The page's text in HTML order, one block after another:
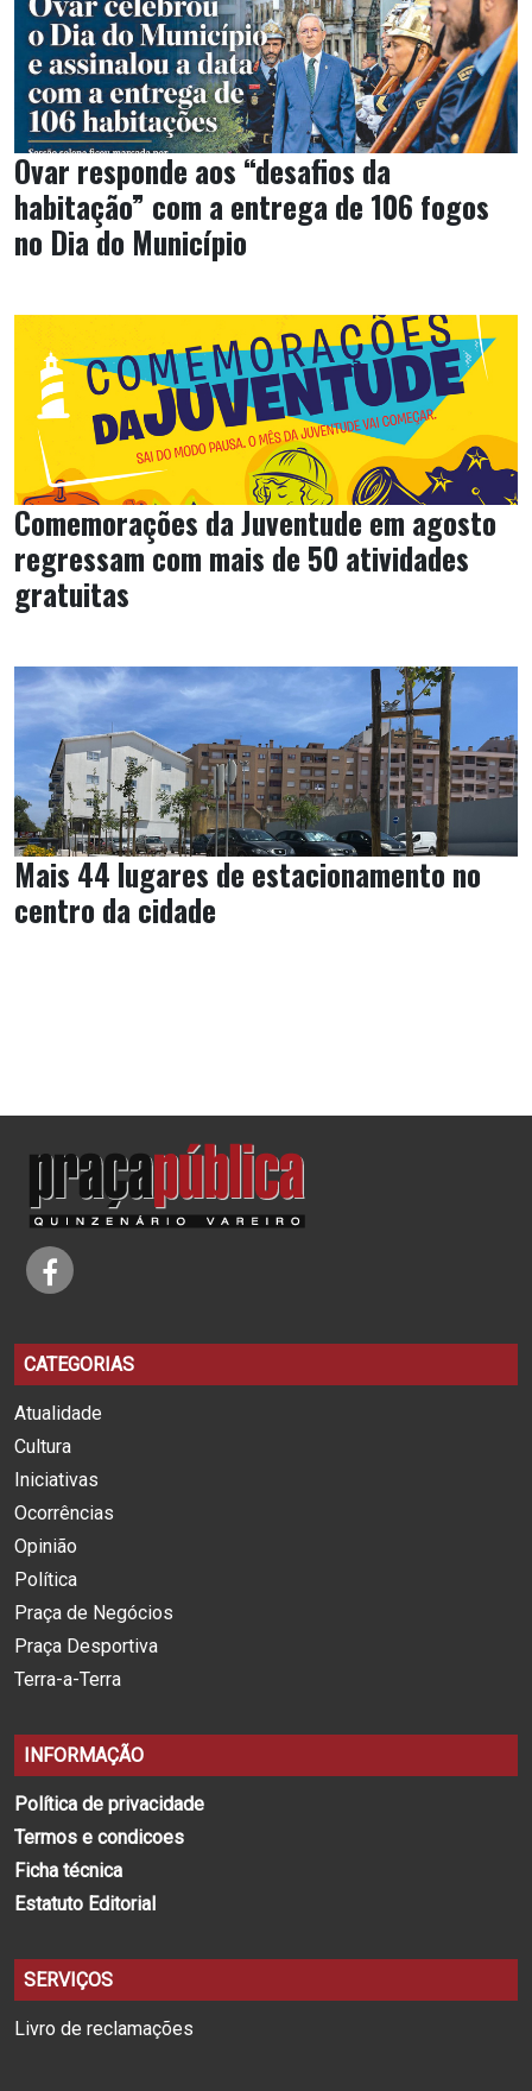
Ovar responde aos “desafios da
habitação” com a entrega de 106 fogos
no Dia do Município
Comemorações da Juventude em agosto
regressam com mais de 50 atividades
gratuitas
Mais 44 lugares de estacionamento no
centro da cidade
CATEGORIAS
Atualidade
Cultura
Iniciativas
Ocorrências
Opinião
Política
Praça de Negócios
Praça Desportiva
Terra-a-Terra
INFORMAÇÃO
Política de privacidade
Termos e condicoes
Ficha técnica
Estatuto Editorial
SERVIÇOS
Livro de reclamações